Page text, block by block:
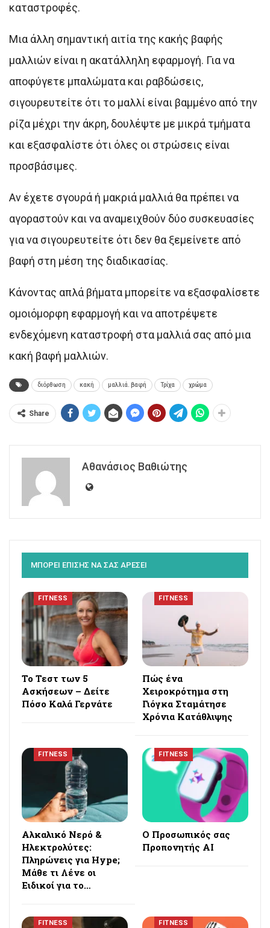
καταστροφές.
Μια άλλη σημαντική αιτία της κακής βαφής
μαλλιών είναι η ακατάλληλη εφαρμογή. Για να
αποφύγετε μπαλώματα και ραβδώσεις,
σιγουρευτείτε ότι το μαλλί είναι βαμμένο από την
ρίζα μέχρι την άκρη, δουλέψτε με μικρά τμήματα
και εξασφαλίστε ότι όλες οι στρώσεις είναι
προσβάσιμες.
Αν έχετε σγουρά ή μακριά μαλλιά θα πρέπει να
αγοραστούν και να αναμειχθούν δύο συσκευασίες
για να σιγουρευτείτε ότι δεν θα ξεμείνετε από
βαφή στη μέση της διαδικασίας.
Κάνοντας απλά βήματα μπορείτε να εξασφαλίσετε
ομοιόμορφη εφαρμογή και να αποτρέψετε
ενδεχόμενη καταστροφή στα μαλλιά σας από μια
κακή βαφή μαλλιών.
διόρθωση κακή μαλλιά. βαφή Τρίχα χρώμα
Share
Αθανάσιος Βαθιώτης
ΜΠΟΡΕΙ ΕΠΙΣΗΣ ΝΑ ΣΑΣ ΑΡΕΣΕΙ
FITNESS
Το Τεστ των 5
Ασκήσεων – Δείτε
Πόσο Καλά Γερνάτε
FITNESS
Πώς ένα
Χειροκρότημα στη
Γιόγκα Σταμάτησε
Χρόνια Κατάθλιψης
FITNESS
Αλκαλικό Νερό &
Ηλεκτρολύτες:
Πληρώνεις για Hype;
Μάθε τι Λένε οι
Ειδικοί για το…
FITNESS
Ο Προσωπικός σας
Προπονητής AI
FITNESS FITNESS